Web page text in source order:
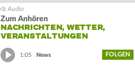
Zum Anhören
NACHRICHTEN, WETTER,
VERANSTALTUNGEN
1:05 News FOLGEN